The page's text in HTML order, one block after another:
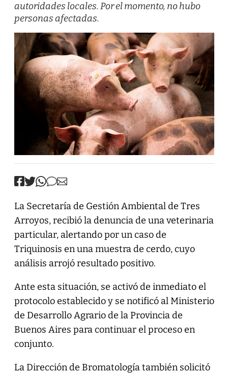
autoridades locales. Por el momento, no hubo
personas afectadas.
La Secretaría de Gestión Ambiental de Tres
Arroyos, recibió la denuncia de una veterinaria
particular, alertando por un caso de
Triquinosis en una muestra de cerdo, cuyo
análisis arrojó resultado positivo.
Ante esta situación, se activó de inmediato el
protocolo establecido y se notificó al Ministerio
de Desarrollo Agrario de la Provincia de
Buenos Aires para continuar el proceso en
conjunto.
La Dirección de Bromatología también solicitó